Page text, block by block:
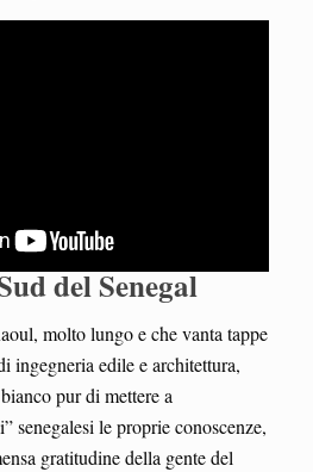
del Senegal
molto lungo e che vanta tappe
ingegneria edile e architettura,
pur di mettere a
senegalesi le proprie conoscenze,
gratitudine della gente del